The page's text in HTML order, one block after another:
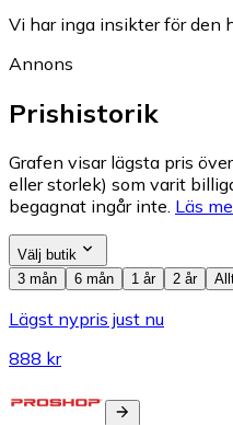
Vi har inga insikter för den
Annons
Prishistorik
Grafen visar lägsta pris
eller storlek) som varit
begagnat ingår inte. Läs
Välj butik
3 mån
6 mån 1 år 2 år
Lägst nypris just nu
888 kr